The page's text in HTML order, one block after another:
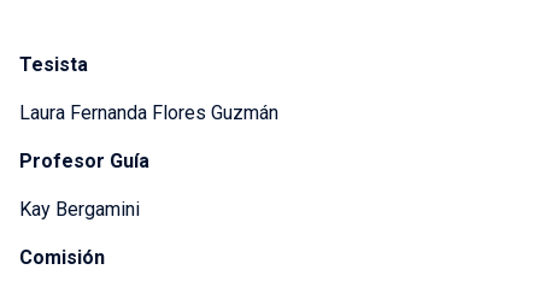
Tesista
Laura Fernanda Flores Guzmán
Profesor Guía
Kay Bergamini
Comisión